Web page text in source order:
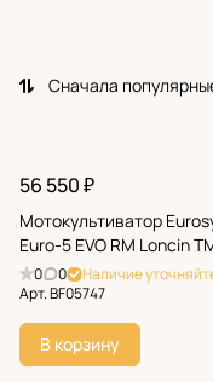
Сначала
56 550 ₽
Мотокультиватор
Euro-5 EVO RM Loncin
0 0
Наличие
Арт.BF05747
В корзину